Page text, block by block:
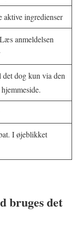
aktive ingredienser
anmeldelsen
det dog kun via den
I øjeblikket
bruges det